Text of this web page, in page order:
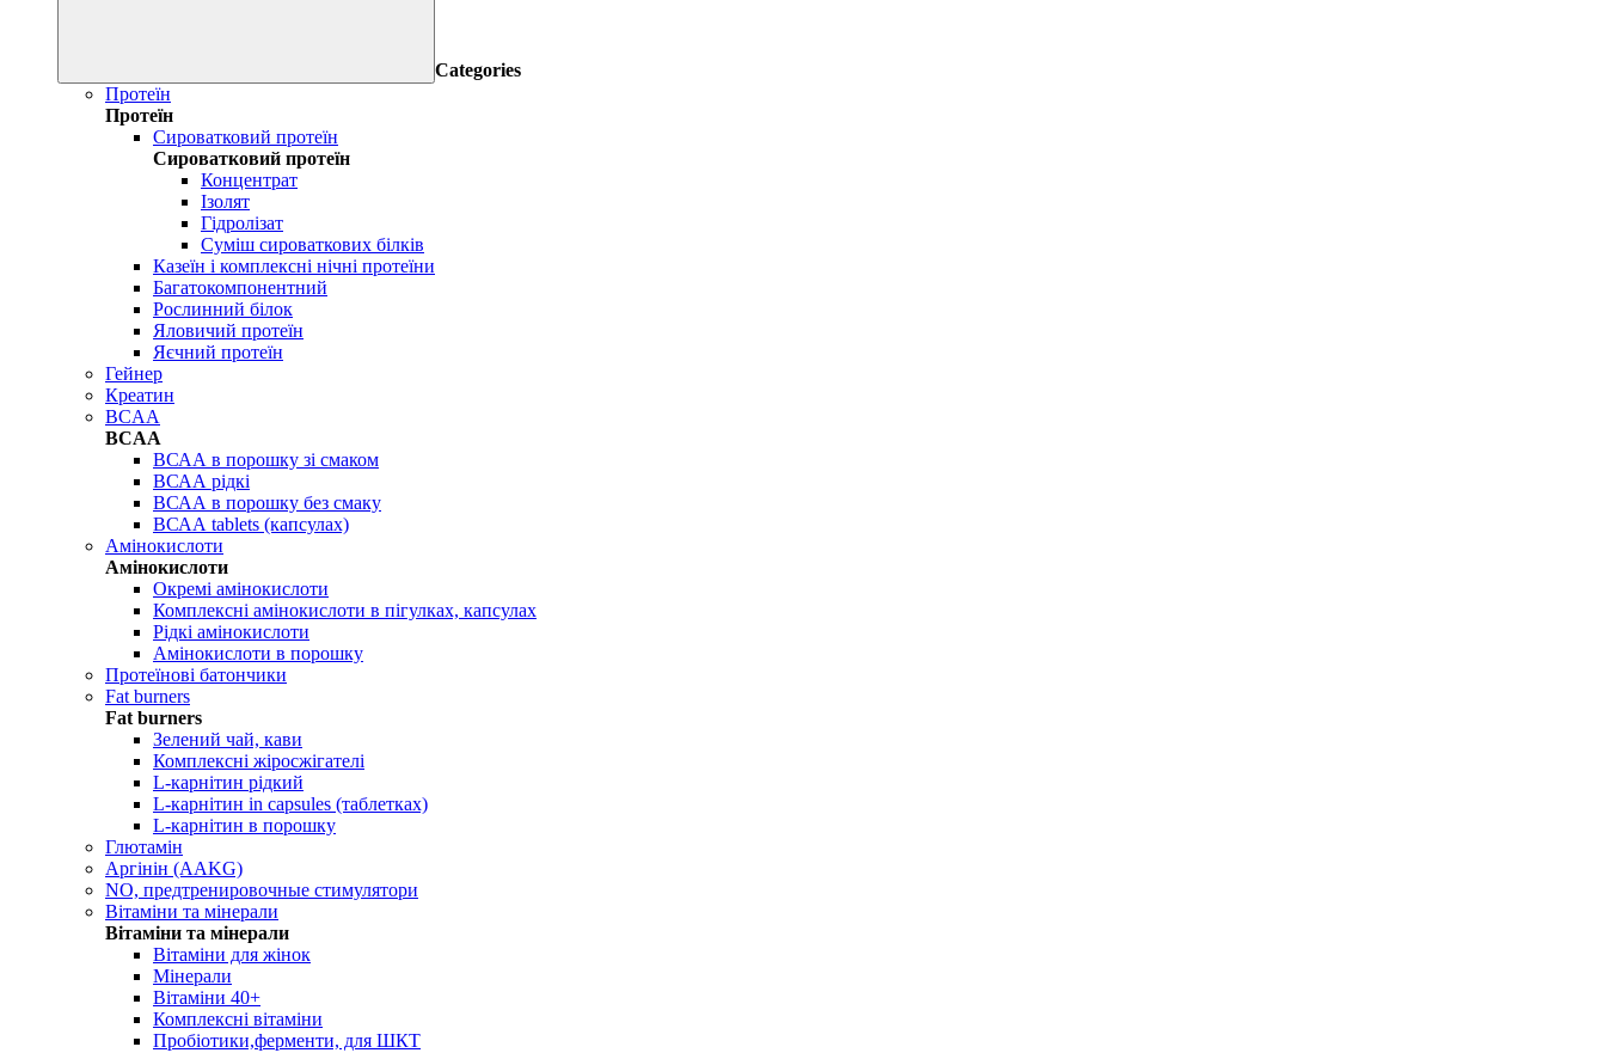
Categories
Протеїн
Протеїн
Сироватковий протеїн
Сироватковий протеїн
Концентрат
Ізолят
Гідролізат
Суміш сироваткових білків
Казеїн і комплексні нічні протеїни
Багатокомпонентний
Рослинний білок
Яловичий протеїн
Яєчний протеїн
Гейнер
Креатин
BCAA
BCAA
ВСАА в порошку зі смаком
ВСАА рідкі
ВСАА в порошку без смаку
ВСАА tablets (капсулах)
Амінокислоти
Амінокислоти
Окремі амінокислоти
Комплексні амінокислоти в пігулках, капсулах
Рідкі амінокислоти
Амінокислоти в порошку
Протеїнові батончики
Fat burners
Fat burners
Зелений чай, кави
Комплексні жіросжігателі
L-карнітин рідкий
L-карнітин in capsules (таблетках)
L-карнітин в порошку
Глютамін
Аргінін (AAKG)
NO, предтренировочные стимулятори
Вітаміни та мінерали
Вітаміни та мінерали
Вітаміни для жінок
Мінерали
Вітаміни 40+
Комплексні вітаміни
Пробіотики,ферменти, для ШКТ